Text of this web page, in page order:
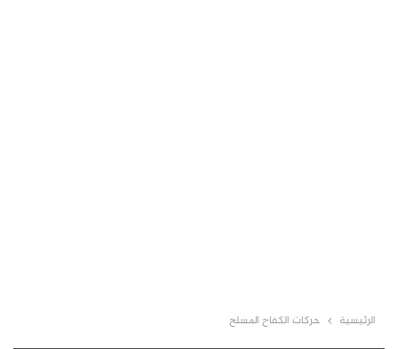
الرئيسية حركات الكفاح المسلح